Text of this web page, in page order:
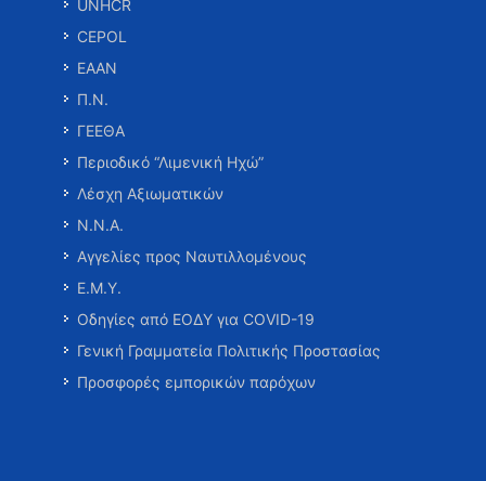
UNHCR
CEPOL
ΕΑΑΝ
Π.Ν.
ΓΕΕΘΑ
Περιοδικό “Λιμενική Ηχώ”
Λέσχη Αξιωματικών
Ν.Ν.Α.
Αγγελίες προς Ναυτιλλομένους
Ε.Μ.Υ.
Οδηγίες από ΕΟΔΥ για COVID-19
Γενική Γραμματεία Πολιτικής Προστασίας
Προσφορές εμπορικών παρόχων